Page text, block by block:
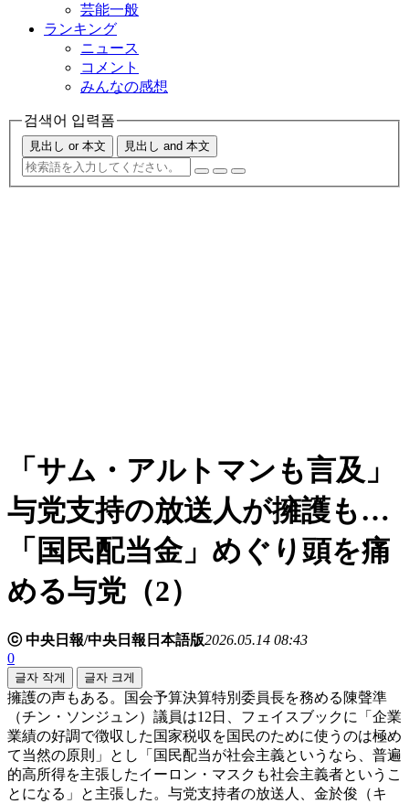
芸能一般
ランキング
ニュース
コメント
みんなの感想
검색어 입력폼
見出し or 本文 見出し and 本文
「サム・アルトマンも言及」
与党支持の放送人が擁護も…
「国民配当金」めぐり頭を痛
める与党（2）
ⓒ 中央日報/中央日報日本語版2026.05.14 08:43
0
글자 작게 글자 크게
擁護の声もある。国会予算決算特別委員長を務める陳聲準
（チン・ソンジュン）議員は12日、フェイスブックに「企業
業績の好調で徴収した国家税収を国民のために使うのは極め
て当然の原則」とし「国民配当が社会主義というなら、普遍
的高所得を主張したイーロン・マスクも社会主義者というこ
とになる」と主張した。与党支持者の放送人、金於俊（キ